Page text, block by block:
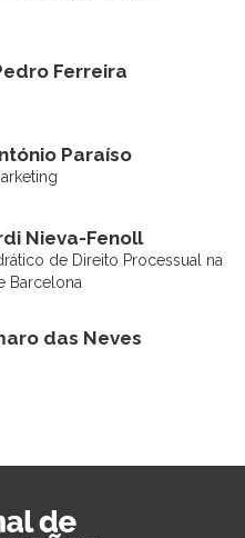
Ferreira
Paraíso
Nieva-Fenoll
de Direito Processual na
Barcelona
das Neves